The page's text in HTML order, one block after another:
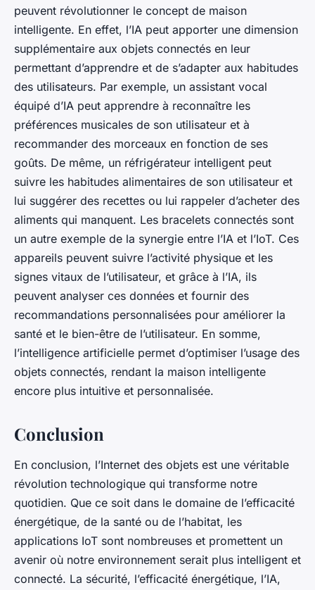
peuvent révolutionner le concept de maison
intelligente. En effet, l’IA peut apporter une dimension
supplémentaire aux objets connectés en leur
permettant d’apprendre et de s’adapter aux habitudes
des utilisateurs. Par exemple, un assistant vocal
équipé d’IA peut apprendre à reconnaître les
préférences musicales de son utilisateur et à
recommander des morceaux en fonction de ses
goûts. De même, un réfrigérateur intelligent peut
suivre les habitudes alimentaires de son utilisateur et
lui suggérer des recettes ou lui rappeler d’acheter des
aliments qui manquent. Les bracelets connectés sont
un autre exemple de la synergie entre l’IA et l’IoT. Ces
appareils peuvent suivre l’activité physique et les
signes vitaux de l’utilisateur, et grâce à l’IA, ils
peuvent analyser ces données et fournir des
recommandations personnalisées pour améliorer la
santé et le bien-être de l’utilisateur. En somme,
l’intelligence artificielle permet d’optimiser l’usage des
objets connectés, rendant la maison intelligente
encore plus intuitive et personnalisée.
Conclusion
En conclusion, l’Internet des objets est une véritable
révolution technologique qui transforme notre
quotidien. Que ce soit dans le domaine de l’efficacité
énergétique, de la santé ou de l’habitat, les
applications IoT sont nombreuses et promettent un
avenir où notre environnement serait plus intelligent et
connecté. La sécurité, l’efficacité énergétique, l’IA,